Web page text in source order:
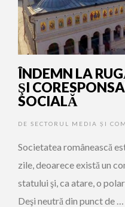
ÎNDEMN LA
ŞI
SOCIALĂ
DE SECTORUL MEDIA ȘI
Societatea românească
zile, deoarece există un
statului şi, ca atare, o
Deşi neutră din punct de …